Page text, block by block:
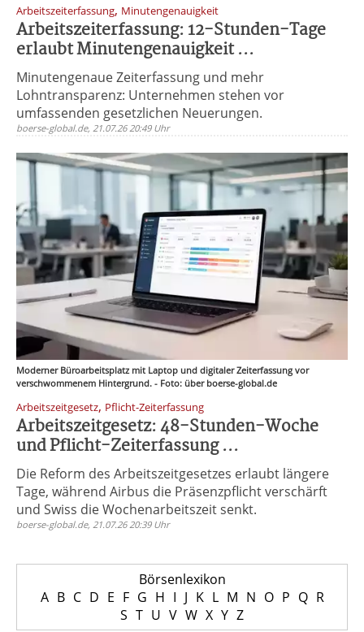
Arbeitszeiterfassung, Minutengenauigkeit
Arbeitszeiterfassung: 12-Stunden-Tage
erlaubt Minutengenauigkeit ...
Minutengenaue Zeiterfassung und mehr
Lohntransparenz: Unternehmen stehen vor
umfassenden gesetzlichen Neuerungen.
boerse-global.de, 21.07.26 20:49 Uhr
Moderner Büroarbeitsplatz mit Laptop und digitaler Zeiterfassung vor
verschwommenem Hintergrund. - Foto: über boerse-global.de
Arbeitszeitgesetz, Pflicht-Zeiterfassung
Arbeitszeitgesetz: 48-Stunden-Woche
und Pflicht-Zeiterfassung ...
Die Reform des Arbeitszeitgesetzes erlaubt längere
Tage, während Airbus die Präsenzpflicht verschärft
und Swiss die Wochenarbeitszeit senkt.
boerse-global.de, 21.07.26 20:39 Uhr
Börsenlexikon
A B C D E F G H I J K L M N O P Q R
S T U V W X Y Z